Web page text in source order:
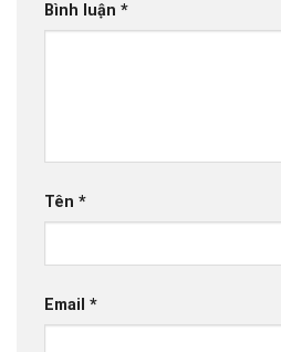
Bình luận *
Tên *
Email *